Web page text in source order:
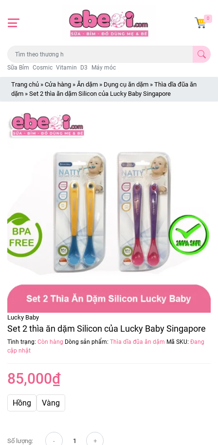
Sữa Bỉm Cosmic Vitamin D3 Máy móc
0
Trang chủ »Cửa hàng »Ăn dặm » Dụng cụ ăn dặm »Thìa dĩa đũa ăn
dặm »Set 2 thìa ăn dặm Silicon của Lucky Baby Singapore
Lucky Baby
Set 2 thìa ăn dặm Silicon của Lucky Baby Singapore
Tình trạng: Còn hàng Dòng sản phẩm: Thìa dĩa đũa ăn dặm Mã SKU: Đang
cập nhật
85,000₫
Hồng Vàng
Số lượng: